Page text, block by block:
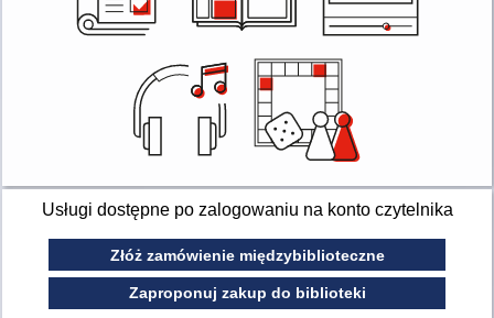
Usługi dostępne po zalogowaniu na konto czytelnika
Złóż zamówienie międzybiblioteczne
Zaproponuj zakup do biblioteki